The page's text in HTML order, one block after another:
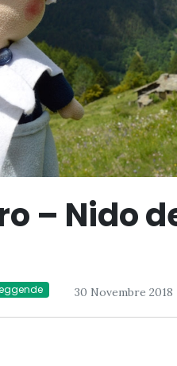
– Nido
30 Novembre 2018